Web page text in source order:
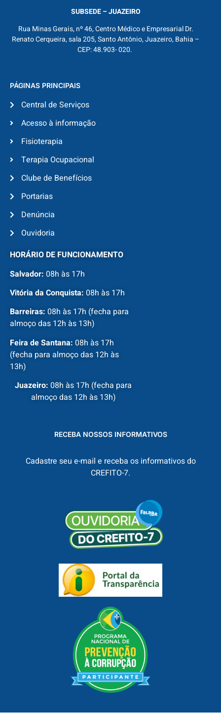
SUBSEDE – JUAZEIRO
Rua Minas Gerais, nº 46, Centro Médico e Empresarial Dr.
Renato Cerqueira, sala 205, Santo Antônio, Juazeiro, Bahia –
CEP: 48.903- 020.
PÁGINAS PRINCIPAIS
Central de Serviços
Acesso à informação
Fisioterapia
Terapia Ocupacional
Clube de Benefícios
Portarias
Denúncia
Ouvidoria
HORÁRIO DE FUNCIONAMENTO
Salvador: 08h às 17h
Vitória da Conquista: 08h às 17h
Barreiras: 08h às 17h (fecha para
almoço das 12h às 13h)
Feira de Santana: 08h às 17h
(fecha para almoço das 12h às
13h)
Juazeiro: 08h às 17h (fecha para
almoço das 12h às 13h)
RECEBA NOSSOS INFORMATIVOS
Cadastre seu e-mail e receba os informativos do
CREFITO-7.